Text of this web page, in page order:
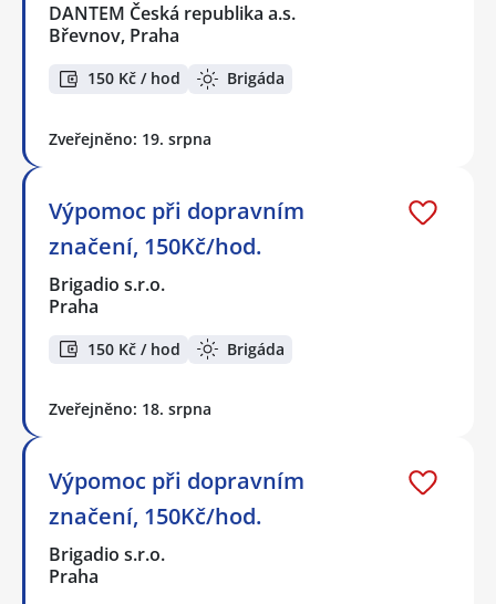
DANTEM Česká republika a.s.
Břevnov, Praha
150 Kč / hod Brigáda
Zveřejněno: 19. srpna
Výpomoc při dopravním
značení, 150Kč/hod.
Brigadio s.r.o.
Praha
150 Kč / hod Brigáda
Zveřejněno: 18. srpna
Výpomoc při dopravním
značení, 150Kč/hod.
Brigadio s.r.o.
Praha